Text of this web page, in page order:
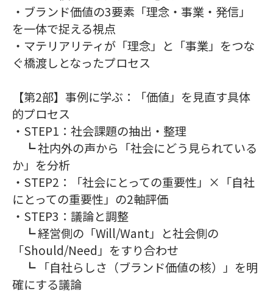
・ブランド価値の3要素「理念・事業・発信」
を一体で捉える視点
・マテリアリティが「理念」と「事業」をつな
ぐ橋渡しとなったプロセス
【第2部】事例に学ぶ：「価値」を見直す具体
的プロセス
・STEP1：社会課題の抽出・整理
┗ 社内外の声から「社会にどう見られている
か」を分析
・STEP2：「社会にとっての重要性」×「自社
にとっての重要性」の2軸評価
・STEP3：議論と調整
┗ 経営側の「Will/Want」と社会側の
「Should/Need」をすり合わせ
┗ 「自社らしさ（ブランド価値の核）」を明
確にする議論